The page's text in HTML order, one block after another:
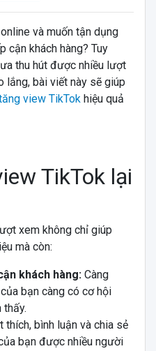
và muốn tận dụng
cận khách hàng? Tuy
thu hút được nhiều lượt
bài viết này sẽ giúp
view TikTokhiệu quả
TikTok lại
xem không chỉ giúp
mà còn:
khách hàng:Càng
bạn càng có cơ hội
thấy.
bình luận và chia sẻ
bạn được nhiều người